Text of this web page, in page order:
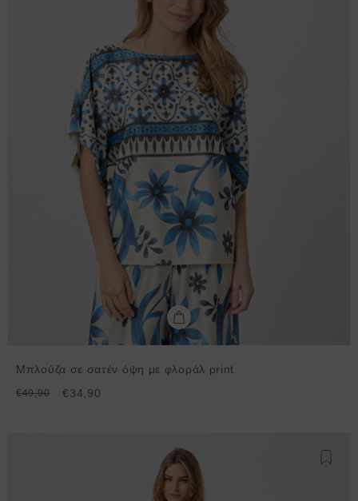
Μπλούζα σε σατέν όψη με φλοράλ print
€49,90 €34,90